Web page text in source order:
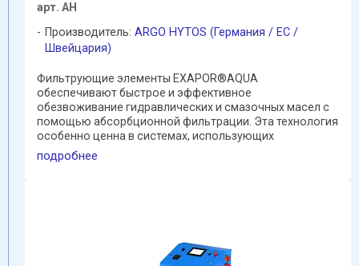
арт. AH
Производитель: ARGO HYTOS (Германия / EC /
Швейцария)
Фильтрующие элементы EXAPOR®AQUA
обеспечивают быстрое и эффективное
обезвоживание гидравлических и смазочных масел с
помощью абсорбционной фильтрации. Эта технология
особенно ценна в системах, использующих
гигроскопичные масла. Это также полезно в ...
подробнее